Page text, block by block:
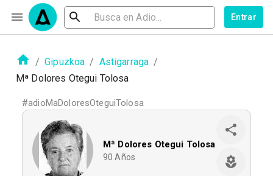
Entrar
/ Gipuzkoa / Astigarraga /
Mª Dolores Otegui Tolosa
#adioMaDoloresOteguiTolosa
Mª Dolores Otegui Tolosa
90 Años